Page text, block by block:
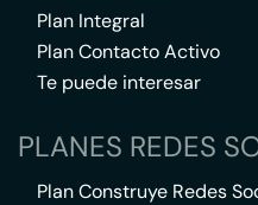
Plan Integral
Plan Contacto Activo
Te puede interesar
PLANES REDES
Plan Construye Redes